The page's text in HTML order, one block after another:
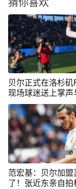
贝尔正式在洛杉矶
现场球迷送上掌声
尔正式在洛杉矶
尔加盟洛杉矶FC
范宏基：贝尔加盟
了！张近东亲自拍